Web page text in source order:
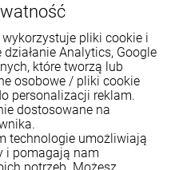
pliki cookie i
Analytics, Google
które tworzą lub
osobowe / pliki cookie
personalizacji reklam.
dostosowane na
technologie umożliwiają
i pomagają nam